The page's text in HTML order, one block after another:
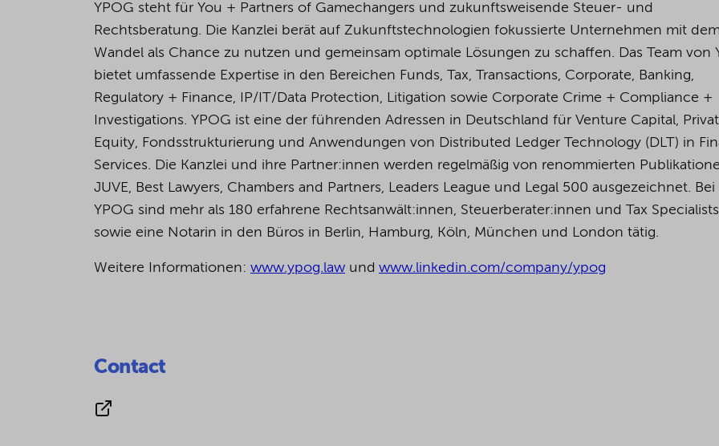
YPOG steht für You + Partners of Gamechangers und zukunftsweisende Steuer- und
Rechtsberatung. Die Kanzlei berät auf Zukunftstechnologien fokussierte Unternehmen mit
Wandel als Chance zu nutzen und gemeinsam optimale Lösungen zu schaffen. Das Team von
bietet umfassende Expertise in den Bereichen Funds, Tax, Transactions, Corporate, Banking,
Regulatory + Finance, IP/IT/Data Protection, Litigation sowie Corporate Crime + Compliance +
Investigations. YPOG ist eine der führenden Adressen in Deutschland für Venture Capital,
Equity, Fondsstrukturierung und Anwendungen von Distributed Ledger Technology (DLT) in
Services. Die Kanzlei und ihre Partner:innen werden regelmäßig von renommierten
JUVE, Best Lawyers, Chambers and Partners, Leaders League und Legal 500 ausgezeichnet. Bei
YPOG sind mehr als 180 erfahrene Rechtsanwält:innen, Steuerberater:innen und Tax Specialists
sowie eine Notarin in den Büros in Berlin, Hamburg, Köln, München und London tätig.
Weitere Informationen: www.ypog.law und www.linkedin.com/company/ypog
Contact